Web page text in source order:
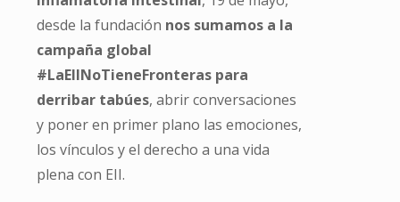
desde la fundación nos sumamos a la
campaña global
#LaEIINoTieneFronteras para
derribar tabúes, abrir conversaciones
y poner en primer plano las emociones,
los vínculos y el derecho a una vida
plena con EII.